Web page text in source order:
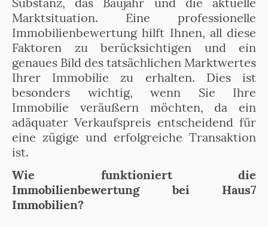
Marktsituation. Eine professionelle
Immobilienbewertung hilft Ihnen, all diese
Faktoren zu berücksichtigen und ein
genaues Bild des tatsächlichen Marktwertes
Ihrer Immobilie zu erhalten. Dies ist
besonders wichtig, wenn Sie Ihre
Immobilie veräußern möchten, da ein
adäquater Verkaufspreis entscheidend für
eine zügige und erfolgreiche Transaktion
ist.
Wie funktioniert die
Immobilienbewertung bei Haus7
Immobilien?